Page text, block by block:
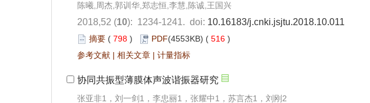
陈曦,周杰,郭训华,郑志恒,李慧,陈诚,王国兴
2018,52 (10): 1234-1241. doi: 10.16183/j.cnki.jsjtu.2018.10.011
摘要 ( 798 ) PDF(4553KB) ( 516 )
参考文献 | 相关文章 | 计量指标
协同共振型薄膜体声波谐振器研究
张亚非1，刘一剑1，李忠丽1，张耀中1，苏言杰1，刘刚2